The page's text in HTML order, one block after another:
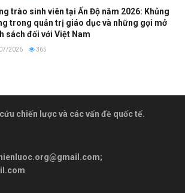
trào sinh viên tại Ấn Độ năm 2026: Khủng
trong quản trị giáo dục và những gợi mở
sách đối với Việt Nam
2026 365
chiến lược và các vấn đề quốc tế.
;